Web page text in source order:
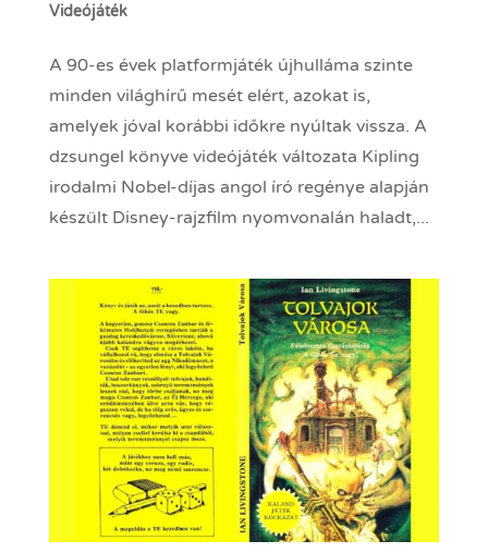
Videójáték
A 90-es évek platformjáték újhulláma szinte
minden világhírű mesét elért, azokat is,
amelyek jóval korábbi időkre nyúltak vissza. A
dzsungel könyve videójáték változata Kipling
irodalmi Nobel-díjas angol író regénye alapján
készült Disney-rajzfilm nyomvonalán haladt,...